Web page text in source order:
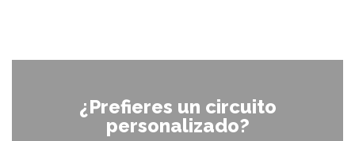
¿Prefieres un circuito
personalizado?